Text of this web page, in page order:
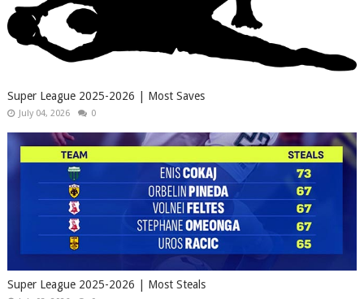
Super League 2025-2026 | Most Saves
July 04, 2026 0
Super League 2025-2026 | Most Steals